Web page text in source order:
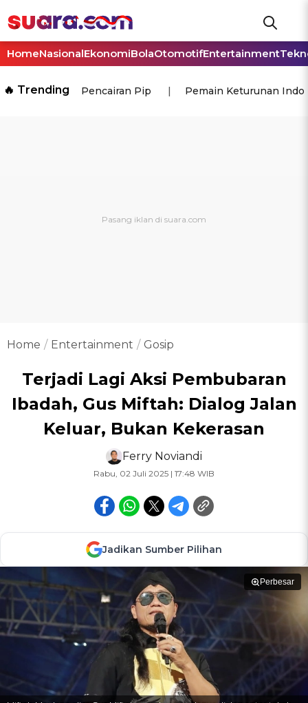
HomeNasionalEkonomiBolaOtomotifEntertainment
🔥 Trending Pencairan Pip Pemain Keturunan
Home Entertainment Gosip
Terjadi Lagi Aksi Pembubaran
Ibadah, Gus Miftah: Dialog Jalan
Keluar, Bukan Kekerasan
Ferry Noviandi
Rabu, 02 Juli 2025 | 17:48 WIB
Jadikan Sumber Pilihan
Perbesar